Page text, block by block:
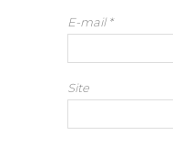
E-mail*
Site